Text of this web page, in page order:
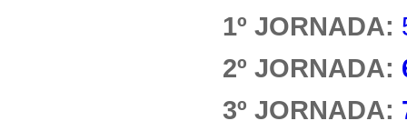
1º JORNADA:
2º JORNADA:
3º JORNADA: